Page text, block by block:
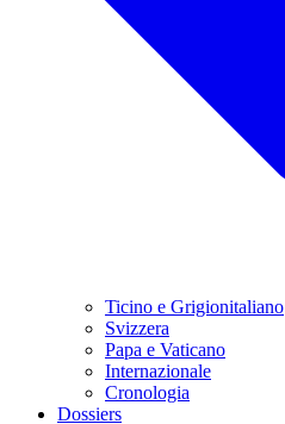
Ticino e Grigionitaliano
Svizzera
Papa e Vaticano
Internazionale
Cronologia
Dossiers